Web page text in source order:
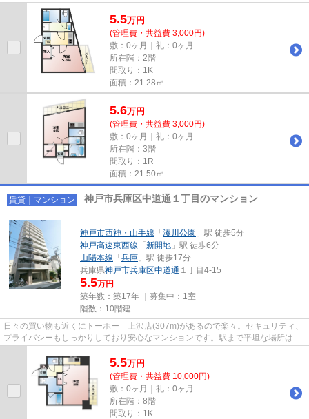
ズ物件です。2駅利用できる場所...
5.5万円
(管理費・共益費 3,000円)
敷：0ヶ月｜礼：0ヶ月
所在階：2階
間取り：1K
面積：21.28㎡
5.6万円
(管理費・共益費 3,000円)
敷：0ヶ月｜礼：0ヶ月
所在階：3階
間取り：1R
面積：21.50㎡
賃貸｜マンション 神戸市兵庫区中道通１丁目のマンション
神戸市西神・山手線 「 湊川公園 」駅 徒歩5分
神戸高速東西線 「 新開地 」駅 徒歩6分
山陽本線 「 兵庫 」駅 徒歩17分
兵庫県神戸市兵庫区中道通 １丁目4-15
5.5万円
築年数：築17年 ｜募集中： 1室
階数：10階建
日々の買い物も近くにトーホー 上沢店(307m)があるので楽々。セキュリティ、
プライバシーもしっかりしており安心なマンションです。駅まで平坦な場所は幅
5.5万円
(管理費・共益費 10,000円)
敷：0ヶ月｜礼：0ヶ月
所在階：8階
間取り：1K